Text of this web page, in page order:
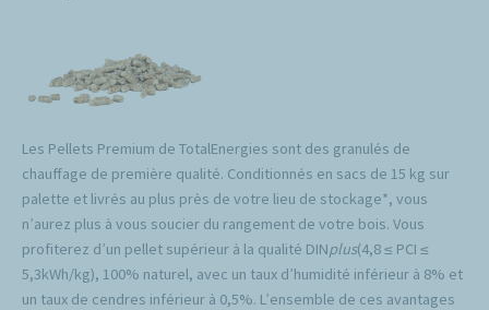
Les Pellets Premium de TotalEnergies sont des granulés de
chauffage de première qualité. Conditionnés en sacs de 15 kg sur
palette et livrés au plus près de votre lieu de stockage*, vous
n’aurez plus à vous soucier du rangement de votre bois. Vous
profiterez d’un pellet supérieur à la qualité DINplus(4,8 ≤ PCI ≤
5,3kWh/kg), 100% naturel, avec un taux d’humidité inférieur à 8% et
un taux de cendres inférieur à 0,5%. L’ensemble de ces avantages